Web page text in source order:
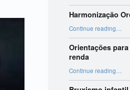
Harmonização
Continue reading …
Orientações
renda
Continue reading“Orientações para declaração do imposto de renda”
…